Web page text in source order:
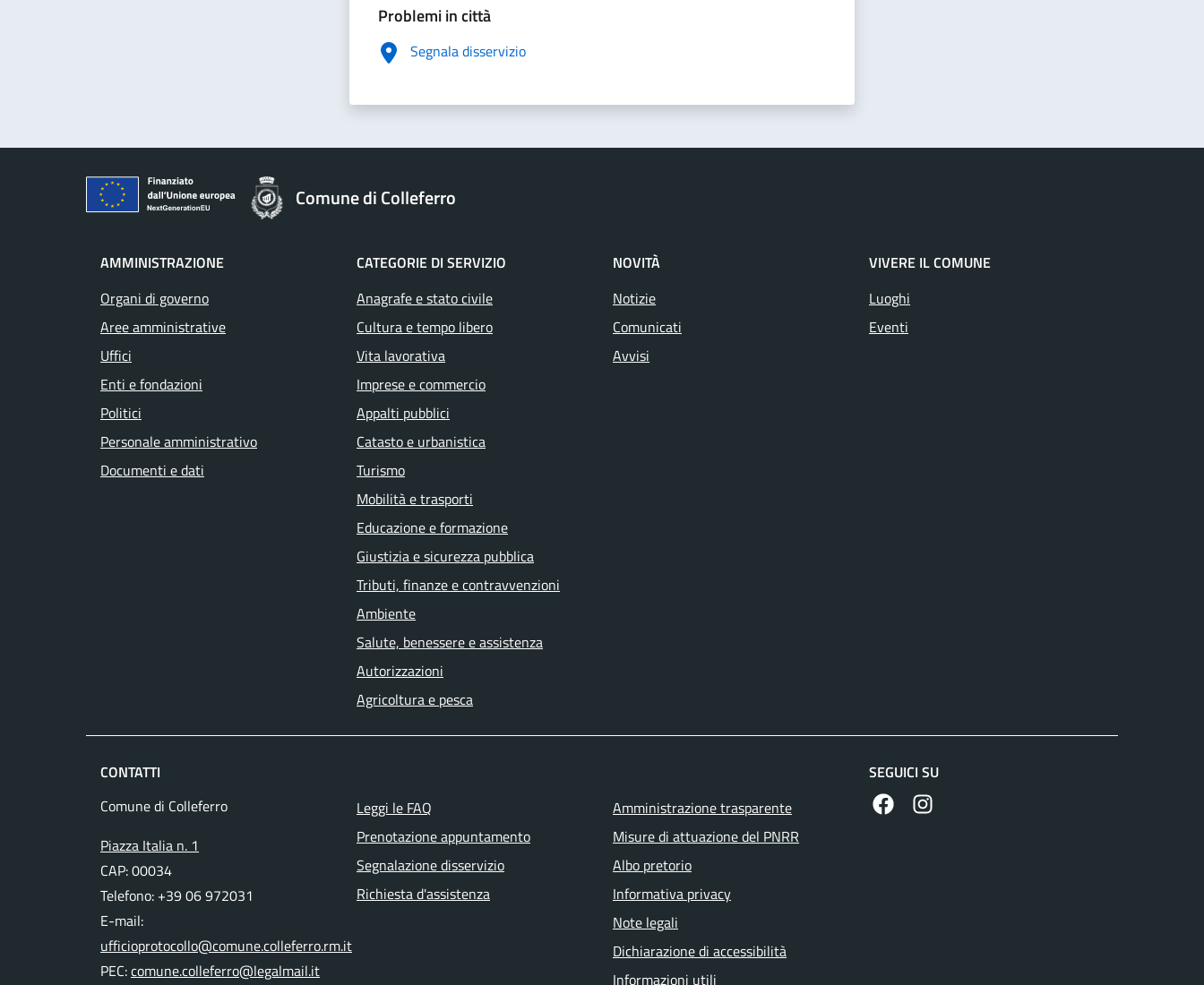
Problemi in città
Segnala disservizio
Comune di Colleferro
AMMINISTRAZIONE
Organi di governo
Aree amministrative
Uffici
Enti e fondazioni
Politici
Personale amministrativo
Documenti e dati
CATEGORIE DI SERVIZIO
Anagrafe e stato civile
Cultura e tempo libero
Vita lavorativa
Imprese e commercio
Appalti pubblici
Catasto e urbanistica
Turismo
Mobilità e trasporti
Educazione e formazione
Giustizia e sicurezza pubblica
Tributi, finanze e contravvenzioni
Ambiente
Salute, benessere e assistenza
Autorizzazioni
Agricoltura e pesca
NOVITÀ
Notizie
Comunicati
Avvisi
VIVERE IL COMUNE
Luoghi
Eventi
CONTATTI
Comune di Colleferro
Piazza Italia n. 1
CAP: 00034
Telefono: +39 06 972031
E-mail:
ufficioprotocollo@comune.colleferro.rm.it
PEC:comune.colleferro@legalmail.it
Leggi le FAQ
Prenotazione appuntamento
Segnalazione disservizio
Richiesta d'assistenza
Amministrazione trasparente
Misure di attuazione del PNRR
Albo pretorio
Informativa privacy
Note legali
Dichiarazione di accessibilità
Informazioni utili
SEGUICI SU
https://www.facebook.com/comunecolleferro/